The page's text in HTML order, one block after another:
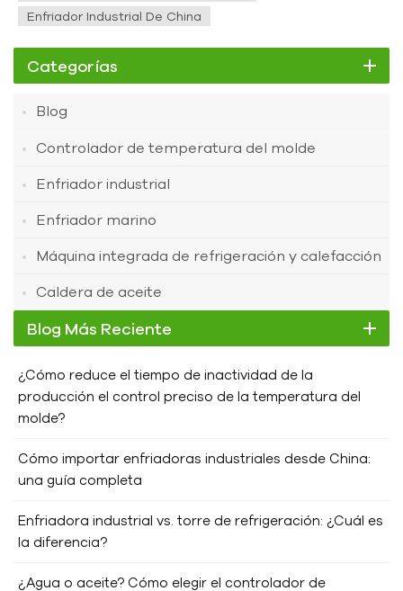
Enfriador Industrial De China
Categorías
Blog
Controlador de temperatura del molde
Enfriador industrial
Enfriador marino
Máquina integrada de refrigeración y calefacción
Caldera de aceite
Blog Más Reciente
¿Cómo reduce el tiempo de inactividad de la
producción el control preciso de la temperatura del
molde?
Cómo importar enfriadoras industriales desde China:
una guía completa
Enfriadora industrial vs. torre de refrigeración: ¿Cuál es
la diferencia?
¿Agua o aceite? Cómo elegir el controlador de